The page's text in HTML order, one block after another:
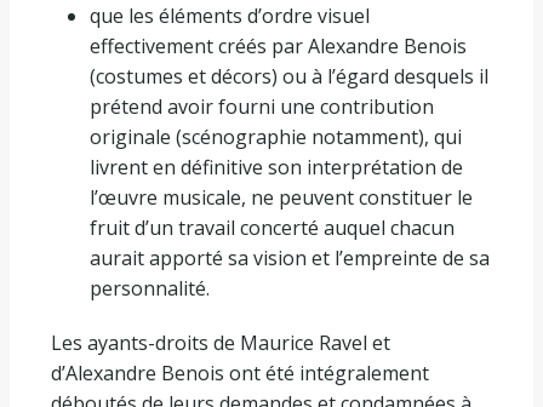
que les éléments d’ordre visuel
effectivement créés par Alexandre Benois
(costumes et décors) ou à l’égard desquels il
prétend avoir fourni une contribution
originale (scénographie notamment), qui
livrent en définitive son interprétation de
l’œuvre musicale, ne peuvent constituer le
fruit d’un travail concerté auquel chacun
aurait apporté sa vision et l’empreinte de sa
personnalité.
Les ayants-droits de Maurice Ravel et
d’Alexandre Benois ont été intégralement